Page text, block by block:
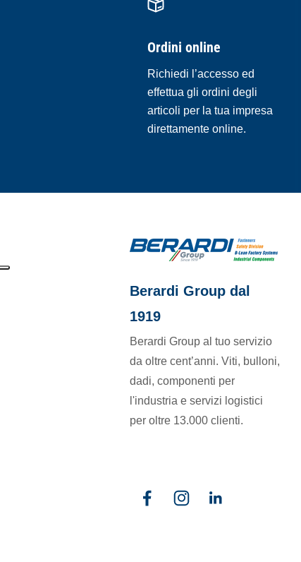
Ordini online
Richiedi l’accesso ed
effettua gli ordini degli
articoli per la tua impresa
direttamente online.
Berardi Group dal
1919
Berardi Group al tuo servizio
da oltre cent’anni. Viti, bulloni,
dadi, componenti per
l'industria e servizi logistici
per oltre 13.000 clienti.
FacebookInstagramLinkedin